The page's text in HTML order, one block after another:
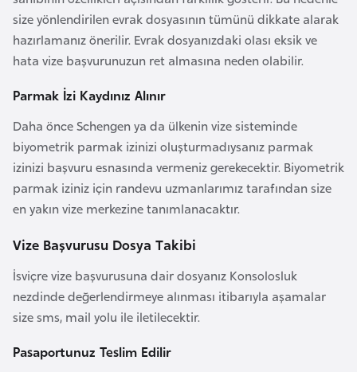
size yönlendirilen evrak dosyasının tümünü dikkate alarak
hazırlamanız önerilir. Evrak dosyanızdaki olası eksik ve
hata vize başvurunuzun ret almasına neden olabilir.
Parmak İzi Kaydınız Alınır
Daha önce Schengen ya da ülkenin vize sisteminde
biyometrik parmak izinizi oluşturmadıysanız parmak
izinizi başvuru esnasında vermeniz gerekecektir. Biyometrik
parmak iziniz için randevu uzmanlarımız tarafından size
en yakın vize merkezine tanımlanacaktır.
Vize Başvurusu Dosya Takibi
İsviçre vize başvurusuna dair dosyanız Konsolosluk
nezdinde değerlendirmeye alınması itibarıyla aşamalar
size sms, mail yolu ile iletilecektir.
Pasaportunuz Teslim Edilir
i
n
o
n
a
H
e
r
s
k
B
u